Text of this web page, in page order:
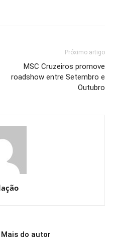
Próximo artigo
MSC Cruzeiros promove
roadshow entre Setembro e
Outubro
Mais do autor